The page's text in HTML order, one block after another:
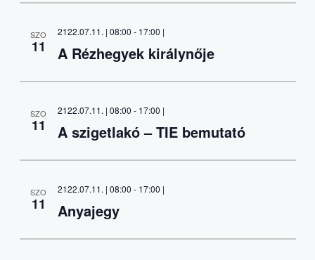
SZO
11
2122.07.11. | 08:00 - 17:00 |
A Rézhegyek királynője
SZO
11
2122.07.11. | 08:00 - 17:00 |
A szigetlakó – TIE bemutató
SZO
11
2122.07.11. | 08:00 - 17:00 |
Anyajegy